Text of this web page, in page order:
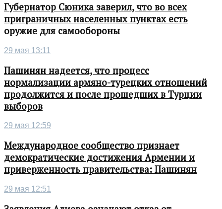
Губернатор Сюника заверил, что во всех
приграничных населенных пунктах есть
оружие для самообороны
29 мая 13:11
Пашинян надеется, что процесс
нормализации армяно-турецких отношений
продолжится и после прошедших в Турции
выборов
29 мая 12:59
Международное сообщество признает
демократические достижения Армении и
приверженность правительства: Пашинян
29 мая 12:51